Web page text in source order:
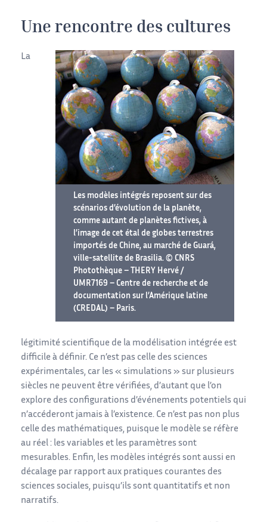
Une rencontre des cultures
Les modèles intégrés reposent sur des
scénarios d’évolution de la planète,
comme autant de planètes fictives, à
l’image de cet étal de globes terrestres
importés de Chine, au marché de Guará,
ville-satellite de Brasilia. © CNRS
Photothèque – THERY Hervé /
UMR7169 – Centre de recherche et de
documentation sur l’Amérique latine
(CREDAL) – Paris.
La
légitimité scientifique de la modélisation intégrée est
difficile à définir. Ce n’est pas celle des sciences
expérimentales, car les « simulations » sur plusieurs
siècles ne peuvent être vérifiées, d’autant que l’on
explore des configurations d’événements potentiels qui
n’accéderont jamais à l’existence. Ce n’est pas non plus
celle des mathématiques, puisque le modèle se réfère
au réel : les variables et les paramètres sont
mesurables. Enfin, les modèles intégrés sont aussi en
décalage par rapport aux pratiques courantes des
sciences sociales, puisqu’ils sont quantitatifs et non
narratifs.